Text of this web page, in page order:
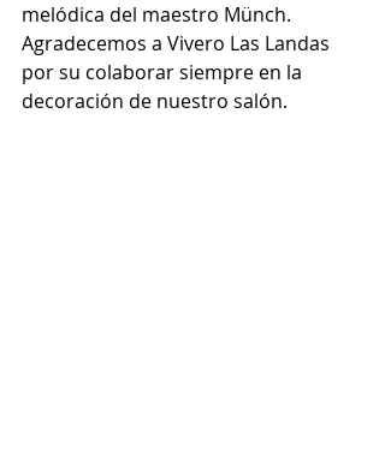
melódica del maestro Münch.
Agradecemos a Vivero Las Landas
por su colaborar siempre en la
decoración de nuestro salón.